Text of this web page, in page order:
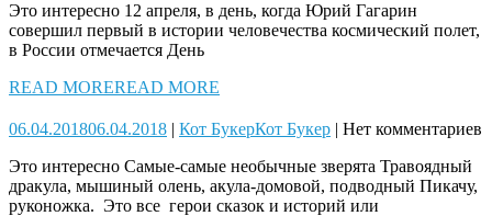
Это интересно 12 апреля, в день, когда Юрий Гагарин
совершил первый в истории человечества космический полет,
в России отмечается День
READ MOREREAD MORE
06.04.201806.04.2018 | Кот БукерКот Букер | Нет комментариев
Это интересно Самые-самые необычные зверята Травоядный
дракула, мышиный олень, акула-домовой, подводный Пикачу,
руконожка. Это все герои сказок и историй или